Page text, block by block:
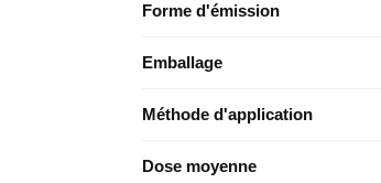
Forme d'émission
Emballage
Méthode d'application
Dose moyenne